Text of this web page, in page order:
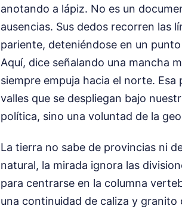
anotando a lápiz. No es un
ausencias. Sus dedos recorren las
pariente, deteniéndose en un
Aquí, dice señalando una mancha
siempre empuja hacia el norte.
valles que se despliegan bajo
política, sino una voluntad de la
La tierra no sabe de provincias ni
natural, la mirada ignora las
para centrarse en la columna
una continuidad de caliza y granito